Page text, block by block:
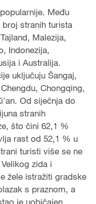
Među
stranih turista
Malezija,
Indonezija,
i Australija.
uključuju Šangaj,
Chongqing,
Od siječnja do
stranih
što čini 62,1 %
rast od 52,1 % u
turisti više se ne
zida i
žele istražiti gradske
s praznom, a
je uobičajen